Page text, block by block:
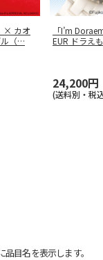
× カオ
（…
「I’m
EUR ドラえ
24,200円
(送料別・税
目名を表示します。